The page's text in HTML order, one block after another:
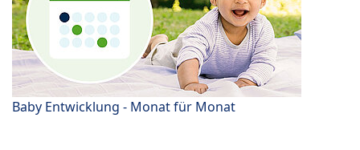
Baby Entwicklung - Monat für Monat